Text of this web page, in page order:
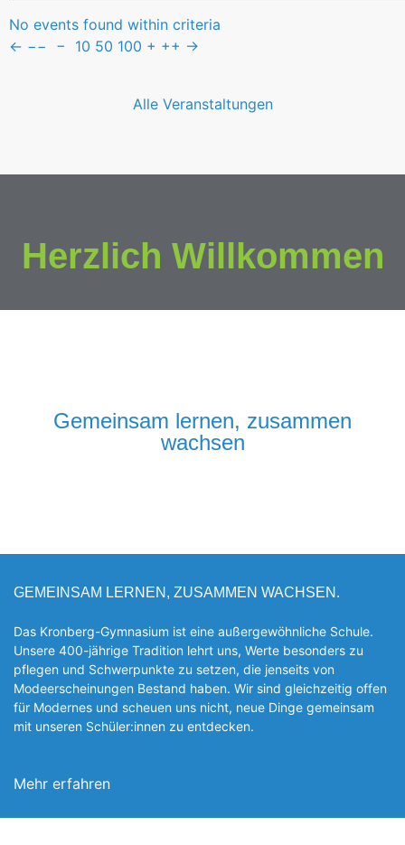
No events found within criteria
← −− − 10 50 100 + ++ →
Alle Veranstaltungen
Herzlich Willkommen
Gemeinsam lernen, zusammen
wachsen
GEMEINSAM LERNEN, ZUSAMMEN WACHSEN.
Das Kronberg-Gymnasium ist eine außergewöhnliche Schule.
Unsere 400-jährige Tradition lehrt uns, Werte besonders zu
pflegen und Schwerpunkte zu setzen, die jen­seits von
Modeerscheinungen Be­stand haben. Wir sind gleichzeitig offen
für Modernes und scheuen uns nicht, neue Dinge gemeinsam
mit unseren Schüler:innen zu entde­cken.
Mehr erfahren